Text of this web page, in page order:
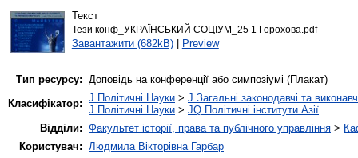
Текст
Тези конф_УКРАЇНСЬКИЙ СОЦІУМ_25 1 Горохова.pdf
Завантажити (682kB)| Preview
Тип ресурсу: Доповідь на конференції або симпозіумі (Плакат)
Класифікатор: J Політичні Науки > J Загальні законодавчі та
J Політичні Науки > JQ Політичні інститути Азії
Відділи: Факультет історії, права та публічного управління >
Користувач: Людмила Вікторівна Гарбар